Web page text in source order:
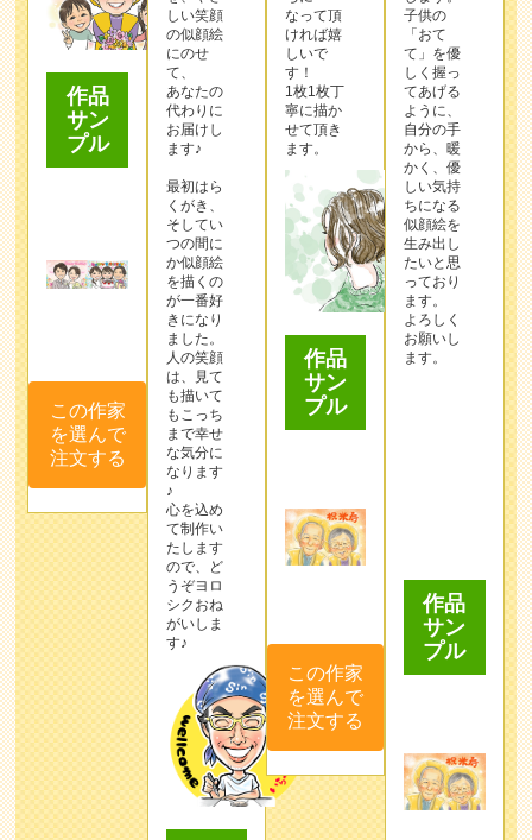
作品
サン
プル
この作家
を選んで
注文する
しい笑顔
の似顔絵
にのせ
て、
あなたの
代わりに
お届けし
ます♪
最初はら
くがき、
そしてい
つの間に
か似顔絵
を描くの
が一番好
きになり
ました。
人の笑顔
は、見て
も描いて
もこっち
まで幸せ
な気分に
なります
♪
心を込め
て制作い
たします
ので、ど
うぞヨロ
シクおね
がいしま
す♪
なって頂
ければ嬉
しいで
す！
1枚1枚丁
寧に描か
せて頂き
ます。
作品
サン
プル
この作家
を選んで
注文する
子供の
「おて
て」を優
しく握っ
てあげる
ように、
自分の手
から、暖
かく、優
しい気持
ちになる
似顔絵を
生み出し
たいと思
っており
ます。
よろしく
お願いし
ます。
サン
プル